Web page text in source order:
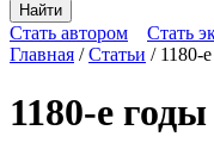
Найти
Стать автором
Стать
Главная /Статьи / 1180-
1180-е годы